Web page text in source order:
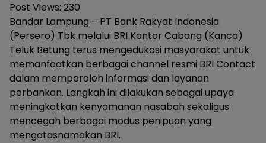
Post Views: 230
Bandar Lampung – PT Bank Rakyat Indonesia
(Persero) Tbk melalui BRI Kantor Cabang (Kanca)
Teluk Betung terus mengedukasi masyarakat untuk
memanfaatkan berbagai channel resmi BRI Contact
dalam memperoleh informasi dan layanan
perbankan. Langkah ini dilakukan sebagai upaya
meningkatkan kenyamanan nasabah sekaligus
mencegah berbagai modus penipuan yang
mengatasnamakan BRI.